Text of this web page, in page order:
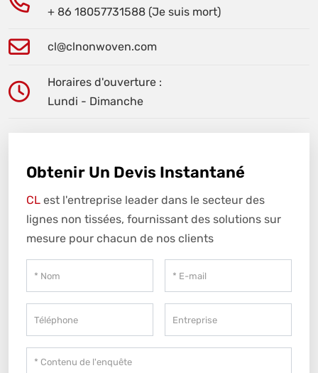
+ 86 18057731588 (Je suis mort)
cl@clnonwoven.com
Horaires d'ouverture :
Lundi - Dimanche
Obtenir Un Devis Instantané
CL est l'entreprise leader dans le secteur des
lignes non tissées, fournissant des solutions sur
mesure pour chacun de nos clients